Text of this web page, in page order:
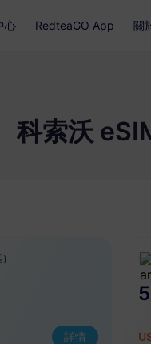
心 RedteaGO App 關
科索沃
詳情